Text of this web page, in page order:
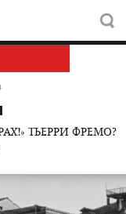
ТЬЕРРИ ФРЕМО?